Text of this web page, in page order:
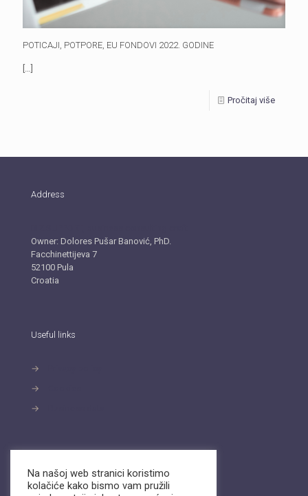
POTICAJI, POTPORE, EU FONDOVI 2022. GODINE
Pročitaj više
Address
Owner: Dolores Pušar Banović, PhD.
Facchinettijeva 7
52100 Pula
Croatia
Useful links
→
→
→
Na našoj web stranici koristimo
kolačiće kako bismo vam pružili